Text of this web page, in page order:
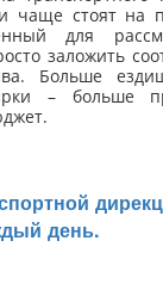
чаще стоят на
для
заложить
Больше
– больше
день.